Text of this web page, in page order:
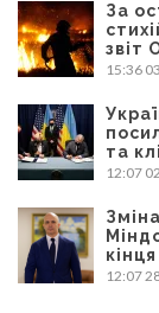
За
звіт
15:36
та
12:07
12:07